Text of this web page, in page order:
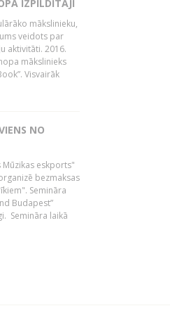
IZPILDĪTĀJI
mākslinieku,
veidots par
aktivitāti. 2016.
mākslinieks
Visvairāk
NO
eskports"
bezmaksas
Semināra
Budapest”
Semināra laikā